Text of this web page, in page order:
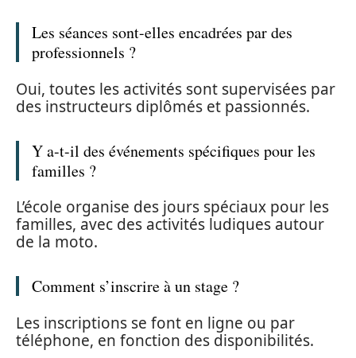
Les séances sont-elles encadrées par des
professionnels ?
Oui, toutes les activités sont supervisées par
des instructeurs diplômés et passionnés.
Y a-t-il des événements spécifiques pour les
familles ?
L’école organise des jours spéciaux pour les
familles, avec des activités ludiques autour
de la moto.
Comment s’inscrire à un stage ?
Les inscriptions se font en ligne ou par
téléphone, en fonction des disponibilités.